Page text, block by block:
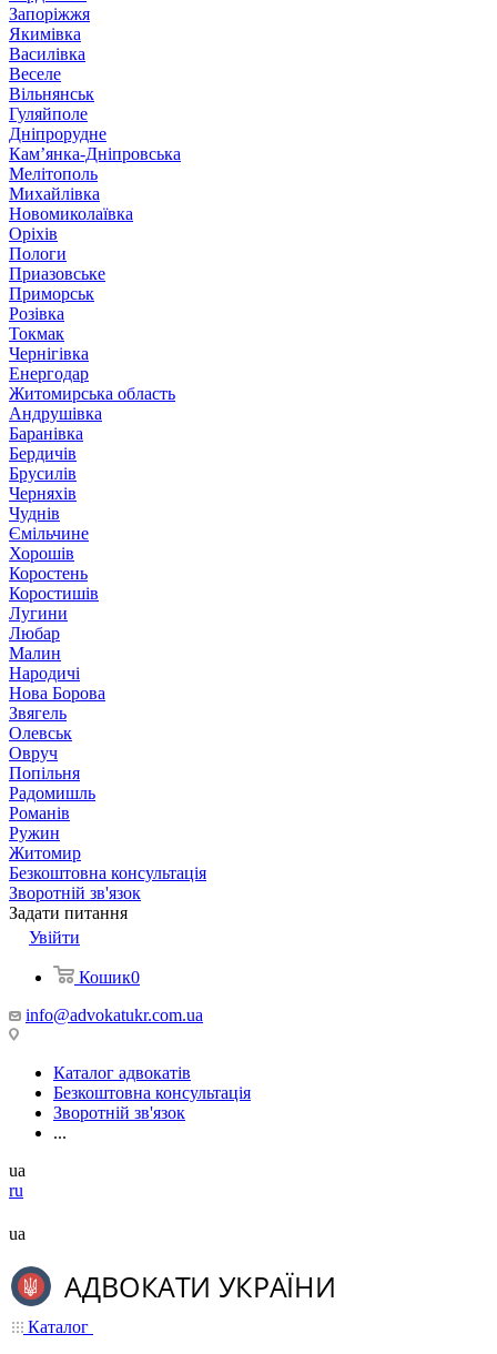
Запоріжжя
Якимівка
Василівка
Веселе
Вільнянськ
Гуляйполе
Дніпрорудне
Кам’янка-Дніпровська
Мелітополь
Михайлівка
Новомиколаївка
Оріхів
Пологи
Приазовське
Приморськ
Розівка
Токмак
Чернігівка
Енергодар
Житомирська область
Андрушівка
Баранівка
Бердичів
Брусилів
Черняхів
Чуднів
Ємільчине
Хорошів
Коростень
Коростишів
Лугини
Любар
Малин
Народичі
Нова Борова
Звягель
Олевськ
Овруч
Попільня
Радомишль
Романів
Ружин
Житомир
Безкоштовна консультація
Зворотній зв'язок
Задати питання
Увійти
Кошик0
info@advokatukr.com.ua
Каталог адвокатів
Безкоштовна консультація
Зворотній зв'язок
...
ua
ru
ua
Каталог